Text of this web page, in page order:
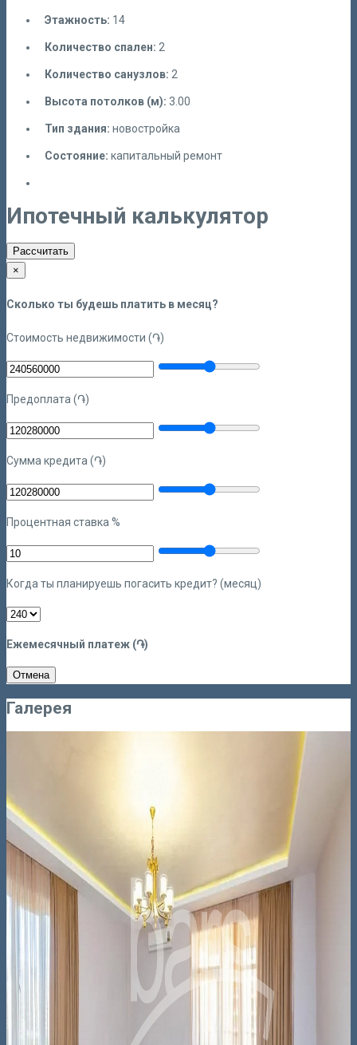
Этажность: 14
Количество спален: 2
Количество санузлов: 2
Высота потолков (м): 3.00
Тип здания: новостройка
Состояние: капитальный ремонт
Ипотечный калькулятор
Рассчитать
×
Сколько ты будешь платить в месяц?
Стоимость недвижимости (֏)
Предоплата (֏)
Сумма кредита (֏)
Процентная ставка %
Когда ты планируешь погасить кредит? (месяц)
Ежемесячный платеж (֏)
Отмена
Галерея